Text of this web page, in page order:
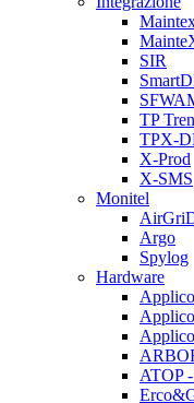
SIR
TP
TPX-
X-Prod
X-SMS
Monitel
Argo
Spylog
Hardware
ATOP